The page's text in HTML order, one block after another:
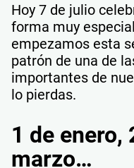
Hoy 7 de julio
forma muy
empezamos esta
patrón de una de
importantes de
lo pierdas.
1 de enero,
marzo…